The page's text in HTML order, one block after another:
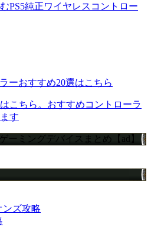
PS5純正ワイヤレスコントロー
ーおすすめ20選はこちら
こちら。おすすめコントローラ
す
ーミングデバイスまとめ【ad】
ンズ攻略